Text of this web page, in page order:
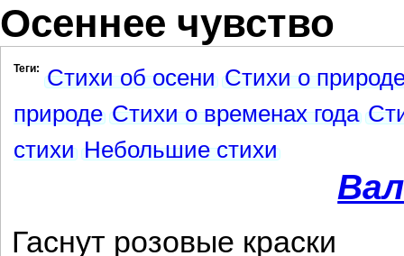
Осеннее чувство
Теги: Стихи об осени Стихи о
природе Стихи о временах года
стихи Небольшие стихи
Гаснут розовые краски